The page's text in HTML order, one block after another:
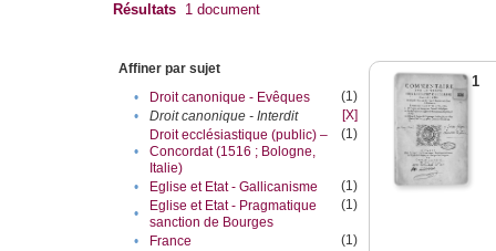
Résultats 1 document
Affiner par sujet
•
Droit canonique - Evêques
(1)
•
Droit canonique - Interdit [X]
•
Droit ecclésiastique (public) –
Concordat (1516 ; Bologne,
Italie)
(1)
• Eglise et Etat - Gallicanisme
(1)
•
Eglise et Etat - Pragmatique
sanction de Bourges
(1)
• France
(1)
1